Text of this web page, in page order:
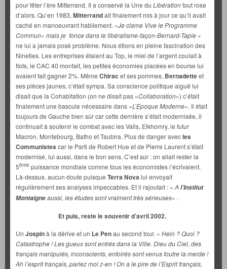
pour fêter l’ère Mitterrand. Il a conservé la Une du Libérationtout rose
d’alors. Qu’en 1983, Mitterrandait finalement mis à jour ce qu’il avait
caché en manoeuvrant habilement. «Je clame Vive le Programme
Commun» mais je fonce dans le libéralisme-façon-Bernard-Tapie »
ne lui a jamais posé problème. Nous étions en pleine fascination des
Nineties. Les entreprises étaient au Top, le miel de l’argent coulait à
flots, le CAC 40 montait, les petites économies placées en bourse lui
avaient fait gagner 2%. Même Chirac et ses pommes, Bernadetteet
ses pièces jaunes, c’était sympa. Sa conscience politique aiguë lui
disait que la Cohabitation (on ne disait pas «Collaboration») c’était
finalement une bascule nécessaire dans «L’Epoque Moderne». Il était
toujours de Gauche bien sûr car cette dernière s’était modernisée, il
continuait à soutenir le combat avec les Valls, Elkhomry, le futur
Macron, Montebourg, Batho et Taubira. Plus de danger avecles
Communistes car le Parti de Robert Hue et de Pierre Laurent s’était
modernisé, lui aussi, dans le bon sens. C’est sûr : on allait rester la
5ème puissance mondiale comme tous les économistes l’écrivaient.
Là-dessus, aucun doute puisque Terra Novalui envoyait
régulièrement ses analyses impeccables. Et il rajoutait : « A l’Institut
Montaigneaussi, les études sont vraiment très sérieuses« .
Et puis, reste le souvenir d’avril 2002.
Un Jospinà la dérive et un Le Penau second tour. « Hein ? Quoi ?
Catastrophe ! Les gueux sont entrés dans la Ville. Dieu du Ciel, des
français manipulés, inconscients, enfoirés sont venus foutre la merde !
Ah l’esprit français, parlez moi z-en ! On a le pire de l’Esprit français,